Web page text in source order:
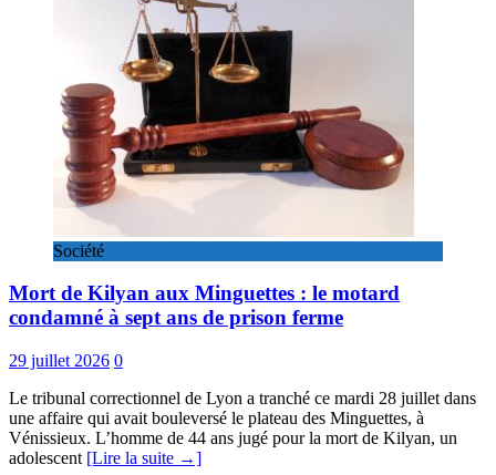
Société
Mort de Kilyan aux Minguettes : le motard
condamné à sept ans de prison ferme
29 juillet 2026 0
Le tribunal correctionnel de Lyon a tranché ce mardi 28 juillet dans
une affaire qui avait bouleversé le plateau des Minguettes, à
Vénissieux. L’homme de 44 ans jugé pour la mort de Kilyan, un
adolescent [Lire la suite →]